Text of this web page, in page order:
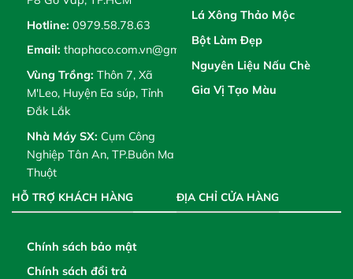
Hotline: 0979.58.78.63
Email: thaphaco.com.vn@gmail.com
Vùng Trồng: Thôn 7, Xã
M'Leo, Huyện Ea súp, Tỉnh
Đắk Lắk
Nhà Máy SX: Cụm Công
Nghiệp Tân An, TP.Buôn Ma
Thuột
Lá Xông Thảo Mộc
Bột Làm Đẹp
Nguyên Liệu Nấu Chè
Gia Vị Tạo Màu
HỖ TRỢ KHÁCH HÀNG
Chính sách bảo mật
Chính sách đổi trả
ĐỊA CHỈ CỬA HÀNG